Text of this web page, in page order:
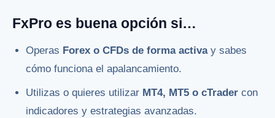
FxPro es buena opción si…
Operas Forex o CFDs de forma activay sabes
cómo funciona el apalancamiento.
Utilizas o quieres utilizar MT4, MT5 o cTrader con
indicadores y estrategias avanzadas.